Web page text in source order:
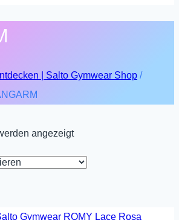
| Salto Gymwear Shop /
angezeigtNach
sortiert